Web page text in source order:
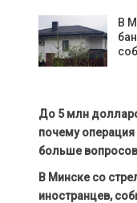
В
До 5 млн
почему
больше
В Минске со
иностранцев,